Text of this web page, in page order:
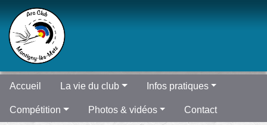
Accueil La vie du club Infos pratiques
Compétition Photos & vidéos Contact
Panneau de gestion des cookies